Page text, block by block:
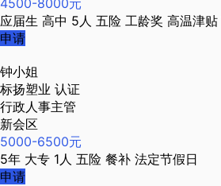
4500-8000元
应届生 高中 5人 五险 工龄奖 高温津贴
申请
钟小姐
标扬塑业 认证
行政人事主管
新会区
5000-6500元
5年 大专 1人 五险 餐补 法定节假日
申请